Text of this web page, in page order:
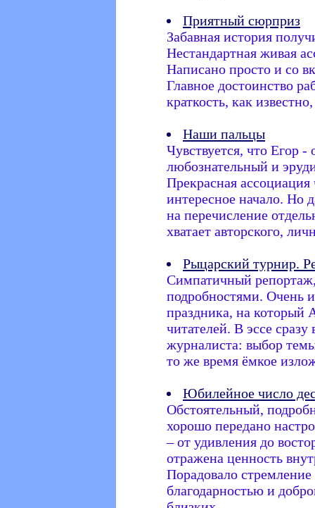
Приятный сюрприз
Забавная история
Нестандартная живая
Написано просто и со
Главное достоинство
краткость, как
Наши пальцы
Чувствуется, что Егор
любознательный и
Прекрасная
интересное начало. Но
на перечисление
хватает авторского,
Рыцарский турнир.
Симпатичный
подробностями. Очень
праздника, на который
читателей. В эссе
журналиста: выбор
то же время ёмкое
Юбилейное число
Обстоятельный,
хорошо передано
– от удивления до
отражена ценность
Порадовало стремление
благодарностью и